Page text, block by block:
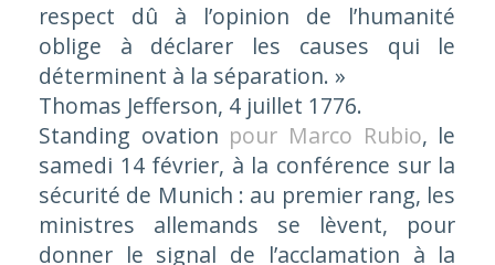
respect dû à l’opinion de l’humanité
oblige à déclarer les causes qui le
déterminent à la séparation. »
Thomas Jefferson, 4 juillet 1776.
Standing ovation pour Marco Rubio, le
samedi 14 février, à la conférence sur la
sécurité de Munich : au premier rang, les
ministres allemands se lèvent, pour
donner le signal de l’acclamation à la